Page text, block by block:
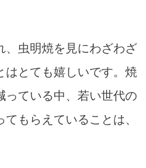
、虫明焼を見にわざわざ
はとても嬉しいです。焼
っている中、若い世代の
もらえていることは、